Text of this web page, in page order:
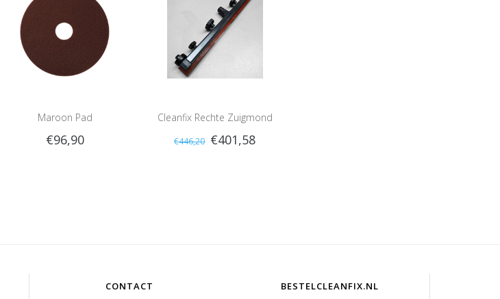
Maroon Pad
€96,90
Cleanfix Rechte Zuigmond
Compleet, V&O bestendig
€446,20 €401,58
CONTACT BESTELCLEANFIX.NL